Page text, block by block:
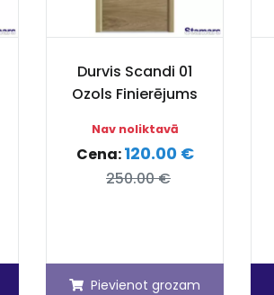
Durvis Scandi 01
Ozols Finierējums
Nav noliktavā
Cena:120.00 €
250.00 €
Pievienot grozam